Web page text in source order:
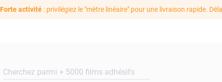
Forte activité: privilégiez le "mètre linéaire" pour une livraison rapide.